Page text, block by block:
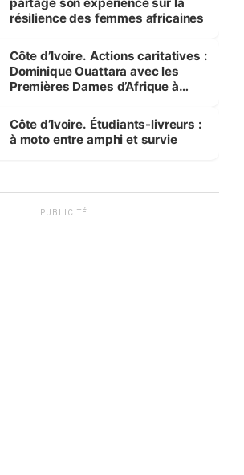
résilience des femmes africaines
Côte d’Ivoire. Actions caritatives :
Dominique Ouattara avec les
Premières Dames d’Afrique à
Côte d’Ivoire. Étudiants-livreurs :
à moto entre amphi et survie
PUBLICITÉ